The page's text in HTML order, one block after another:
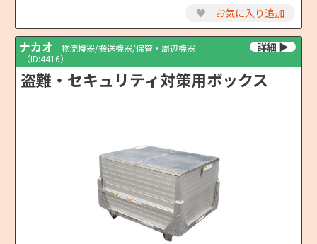
♥ お気に入り追加
ナカオ
物流機器/搬送機器/保管・周辺機器
（ID:4416）
盗難・セキュリティ対策用ボックス